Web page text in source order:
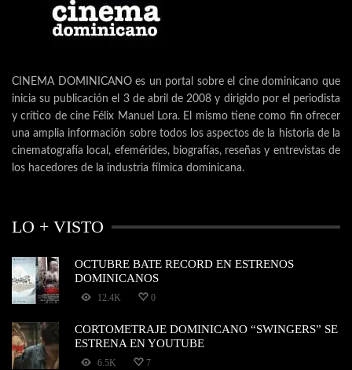
CINEMA DOMINICANO es un portal sobre el cine dominicano que
inicia su publicación el 3 de abril de 2008 y dirigido por el periodista
y crítico de cine Félix Manuel Lora. El mismo tiene como fin ofrecer
una amplia información sobre todos los aspectos de la historia de la
cinematografía local, efemérides, biografías, reseñas y entrevistas de
los hacedores de la industria fílmica dominicana.
LO + VISTO
OCTUBRE BATE RECORD EN ESTRENOS
DOMINICANOS
12.4K 0
CORTOMETRAJE DOMINICANO “SWINGERS” SE
ESTRENA EN YOUTUBE
6.5K 7